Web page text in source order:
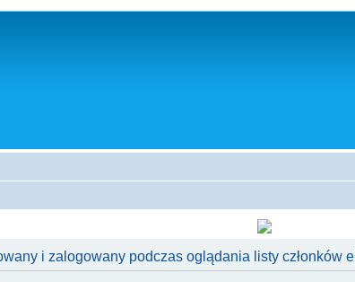
i zalogowany podczas oglądania listy członków